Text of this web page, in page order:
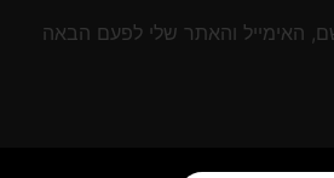
האימייל והאתר שלי לפעם הבאה